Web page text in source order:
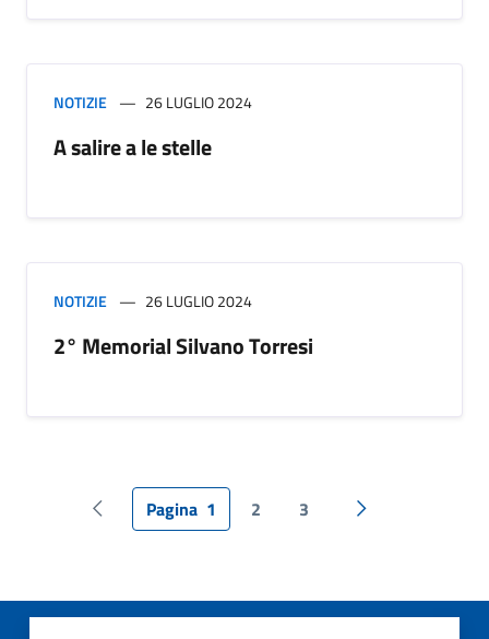
NOTIZIE 26 LUGLIO 2024
A salire a le stelle
NOTIZIE 26 LUGLIO 2024
2° Memorial Silvano Torresi
Pagina precedente
Pagina 1 2 3 Pagina